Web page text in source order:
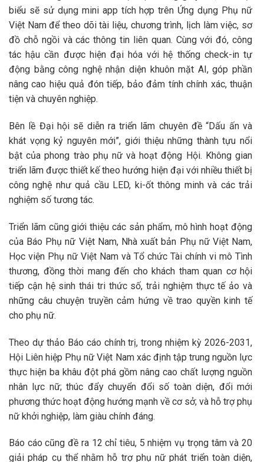
biểu sẽ sử dụng mini app tích hợp trên Ứng dụng Phụ nữ
Việt Nam để theo dõi tài liệu, chương trình, lịch làm việc, sơ
đồ chỗ ngồi và các thông tin liên quan. Cùng với đó, công
tác hậu cần được hiện đại hóa với hệ thống check-in tự
động bằng công nghệ nhận diện khuôn mặt AI, góp phần
nâng cao hiệu quả đón tiếp, bảo đảm tính chính xác, thuận
tiện và chuyên nghiệp.
Bên lề Đại hội sẽ diễn ra triển lãm chuyên đề “Dấu ấn và
khát vọng kỷ nguyên mới”, giới thiệu những thành tựu nổi
bật của phong trào phụ nữ và hoạt động Hội. Không gian
triển lãm được thiết kế theo hướng hiện đại với nhiều thiết bị
công nghệ như quả cầu LED, ki-ốt thông minh và các trải
nghiệm số tương tác.
Triển lãm cũng giới thiệu các sản phẩm, mô hình hoạt động
của Báo Phụ nữ Việt Nam, Nhà xuất bản Phụ nữ Việt Nam,
Học viện Phụ nữ Việt Nam và Tổ chức Tài chính vi mô Tình
thương, đồng thời mang đến cho khách tham quan cơ hội
tiếp cận hệ sinh thái tri thức số, trải nghiệm thực tế ảo và
những câu chuyện truyền cảm hứng về trao quyền kinh tế
cho phụ nữ.
Theo dự thảo Báo cáo chính trị, trong nhiệm kỳ 2026-2031,
Hội Liên hiệp Phụ nữ Việt Nam xác định tập trung nguồn lực
thực hiện ba khâu đột phá gồm nâng cao chất lượng nguồn
nhân lực nữ; thúc đẩy chuyển đổi số toàn diện, đổi mới
phương thức hoạt động hướng mạnh về cơ sở; và hỗ trợ phụ
nữ khởi nghiệp, làm giàu chính đáng.
Báo cáo cũng đề ra 12 chỉ tiêu, 5 nhiệm vụ trọng tâm và 20
giải pháp cụ thể nhằm hỗ trợ phụ nữ phát triển toàn diện,